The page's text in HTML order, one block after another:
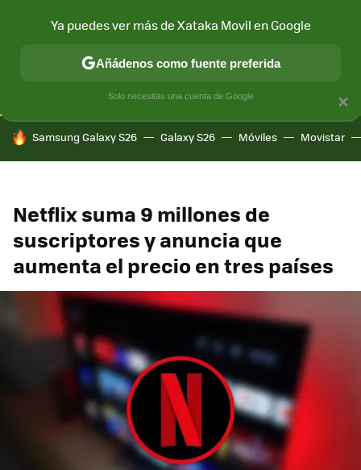
CONECTIVIDAD MÓVIL Y SOCIEDAD APLICACIONES
HOY SE HABLA DE
Samsung Galaxy S26 Galaxy S26 Móviles Movistar
Netflix suma 9 millones de
suscriptores y anuncia que
aumenta el precio en tres países
×
Ya puedes ver más de Xataka Movil en Google
Añádenos como fuente preferida
Solo necesitas una cuenta de Google